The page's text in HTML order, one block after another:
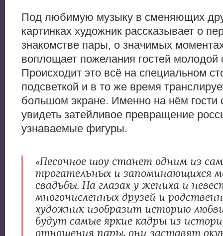
Под любимую музыку в сменяющих
картинках художник рассказывает о
знакомстве пары, о значимых
воплощает пожелания гостей молодой
Происходит это всё на специальном
подсветкой и в то же время
большом экране. Именно на нём гости
увидеть затейливое превращение
узнаваемые фигуры.
«Песочное шоу станет одним из
трогательных и запоминающихся
свадьбы. На глазах у жениха и
многочисленных друзей и
художник изобразит историю
будут самые яркие кадры из
отношения пары, они заставят